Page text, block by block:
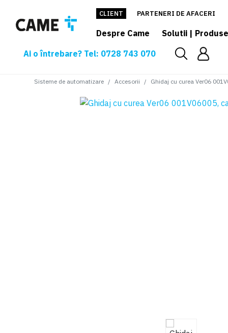
CLIENT PARTENERI DE AFACERI
Despre Came Solutii | Produse
Ai o întrebare? Tel: 0728 743 070
Sisteme de automatizare Accesorii Ghidaj cu curea Ver06